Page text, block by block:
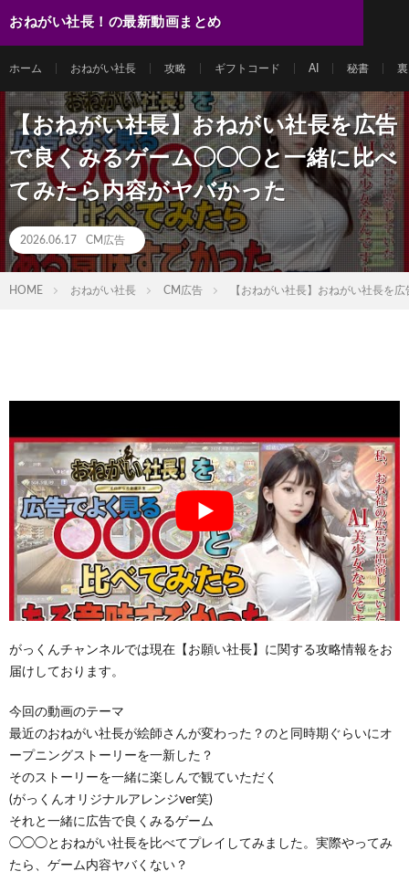
おねがい社長！の最新動画まとめ
ホーム おねがい社長 攻略 ギフトコード AI 秘書
【おねがい社長】おねがい社長を広告
で良くみるゲーム◯◯◯と一緒に比べ
てみたら内容がヤバかった
2026.06.17 CM広告
HOME おねがい社長 CM広告 【おねがい社長】おねがい社長を
がっくんチャンネルでは現在【お願い社長】に関する攻略情報をお
届けしております。
今回の動画のテーマ
最近のおねがい社長が絵師さんが変わった？のと同時期ぐらいにオ
ープニングストーリーを一新した？
そのストーリーを一緒に楽しんで観ていただく
(がっくんオリジナルアレンジver笑)
それと一緒に広告で良くみるゲーム
◯◯◯とおねがい社長を比べてプレイしてみました。実際やってみ
たら、ゲーム内容ヤバくない？